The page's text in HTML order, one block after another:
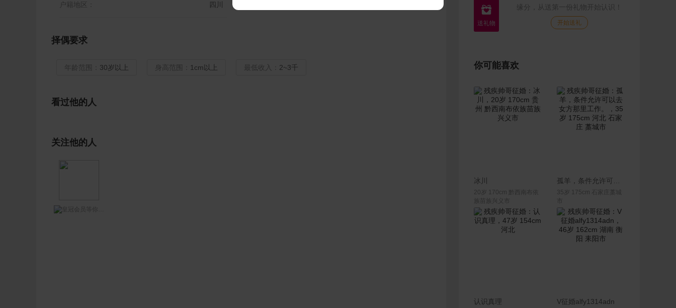
户籍地区： 四川
择偶要求
年龄范围： 30岁以上 身高范围： 1cm以上 最低收入： 2~3千
看过他的人
关注他的人
等你网王哥
 缘分，从送第一份礼物开始认识！
开始送礼
你可能喜欢
冰川
20岁 170cm 黔西南布依
族苗族兴义市
联系Ta
35岁 175cm 石家庄藁城
联系Ta
认识真理 联系Ta
V征婚alfy1314adn